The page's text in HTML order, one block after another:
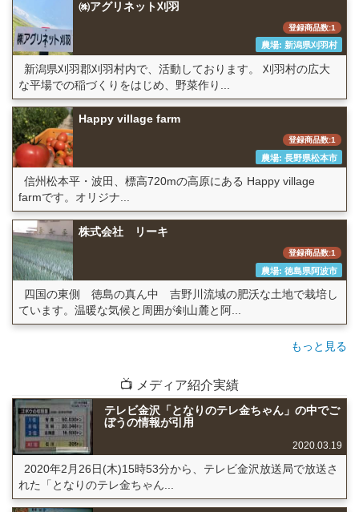
㈱アグリネット刈羽
登録商品数:1
農場: 新潟県刈羽村
新潟県刈羽郡刈羽村内で、活動しております。 刈羽村の広大
な平場での稲づくりをはじめ、野菜作り...
Happy village farm
登録商品数:1
農場: 長野県松本市
信州松本平・波田、標高720mの高原にある Happy village
farmです。オリジナ...
株式会社 リーキ
登録商品数:1
農場: 徳島県阿波市
四国の東側 徳島の真ん中 吉野川流域の肥沃な土地で栽培し
ています。温暖な気候と周囲が剣山麓と阿...
もっと見る
📺 メディア紹介実績
テレビ金沢「となりのテレ金ちゃん」の中でご
ぼうの情報が引用
2020.03.19
2020年2月26日(木)15時53分から、テレビ金沢放送局で放送さ
れた「となりのテレ金ちゃん...